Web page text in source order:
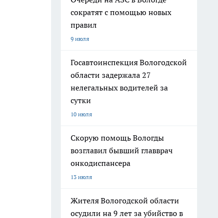
сократят с помощью новых
правил
9 июля
Госавтоинспекция Вологодской
области задержала 27
нелегальных водителей за
сутки
10 июля
Скорую помощь Вологды
возглавил бывший главврач
онкодиспансера
13 июля
Жителя Вологодской области
осудили на 9 лет за убийство в